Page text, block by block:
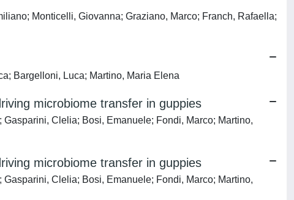
Monticelli, Giovanna; Graziano, Marco; Franch, Rafaella;
Bargelloni, Luca; Martino, Maria Elena
microbiome transfer in guppies
Clelia; Bosi, Emanuele; Fondi, Marco; Martino,
microbiome transfer in guppies
Clelia; Bosi, Emanuele; Fondi, Marco; Martino,